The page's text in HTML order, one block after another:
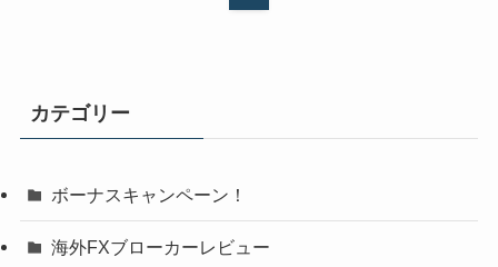
カテゴリー
ボーナスキャンペーン！
海外FXブローカーレビュー